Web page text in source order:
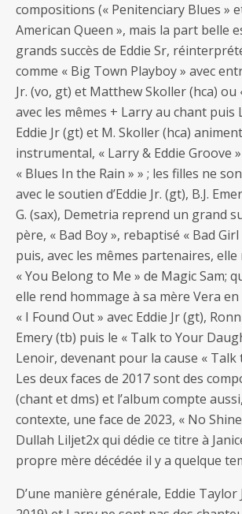
compositions (« Penitenciary Blues »
American Queen », mais la part belle
grands succès de Eddie Sr,
comme « Big Town Playboy » avec
Jr. (vo, gt) et Matthew Skoller (hca) ou
avec les mêmes + Larry au chant puis
Eddie Jr (gt) et M. Skoller (hca)
instrumental, « Larry & Eddie Groove
« Blues In the Rain » » ; les filles ne
avec le soutien d’Eddie Jr. (gt), B.J.
G. (sax), Demetria reprend un grand
père, « Bad Boy », rebaptisé « Bad
puis, avec les mêmes partenaires,
« You Belong to Me » de Magic Sam;
elle rend hommage à sa mère Vera
« I Found Out » avec Eddie Jr (gt),
Emery (tb) puis le « Talk to Your
Lenoir, devenant pour la cause « Talk
Les deux faces de 2017 sont des
(chant et dms) et l’album compte
contexte, une face de 2023, « No
Dullah Liljet2x qui dédie ce titre à
propre mère décédée il y a quelque
D’une manière générale, Eddie Taylor